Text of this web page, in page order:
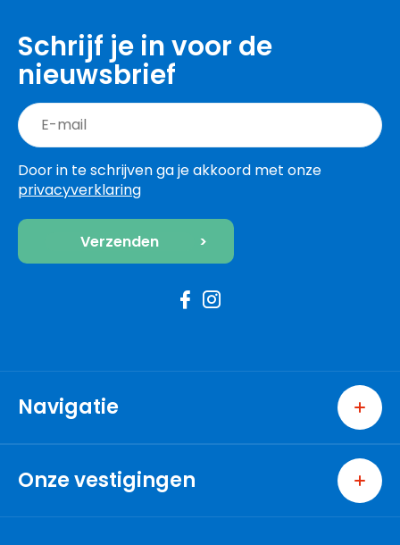
Schrijf je in voor de
nieuwsbrief
Door in te schrijven ga je akkoord met onze
privacyverklaring
Navigatie
Home
Bedrijven
Nieuwbouw
Onze vestigingen
Ridderkerk